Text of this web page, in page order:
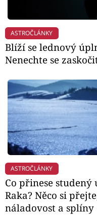
ASTROČLÁNKY
Blíží se lednový
Nenechte se
ASTROČLÁNKY
Co přinese
Raka? Něco si
náladovost a splíny